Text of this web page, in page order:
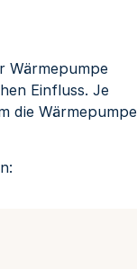
Wärmepumpe
Einfluss. Je
die Wärmepumpe